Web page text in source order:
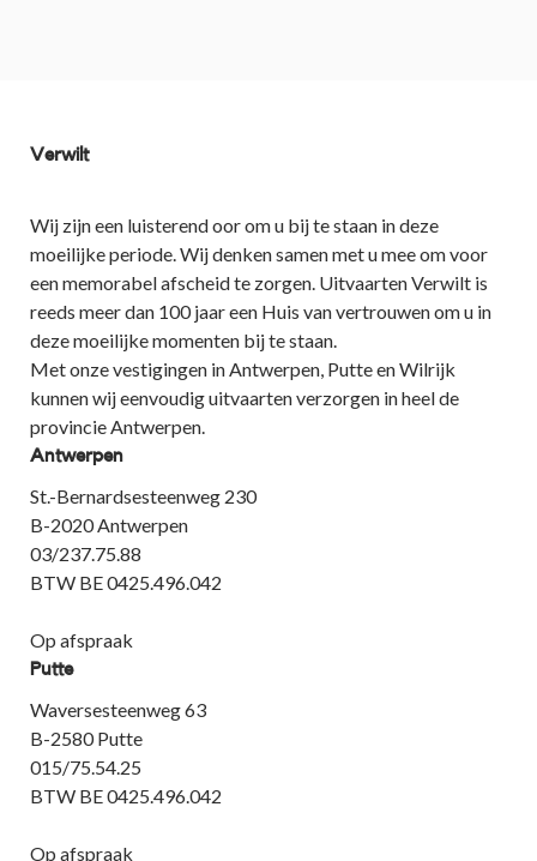
Verwilt
Wij zijn een luisterend oor om u bij te staan in deze
moeilijke periode. Wij denken samen met u mee om voor
een memorabel afscheid te zorgen. Uitvaarten Verwilt is
reeds meer dan 100 jaar een Huis van vertrouwen om u in
deze moeilijke momenten bij te staan.
Met onze vestigingen in Antwerpen, Putte en Wilrijk
kunnen wij eenvoudig uitvaarten verzorgen in heel de
provincie Antwerpen.
Antwerpen
St.-Bernardsesteenweg 230
B-2020 Antwerpen
03/237.75.88
BTW BE 0425.496.042
Op afspraak
Putte
Waversesteenweg 63
B-2580 Putte
015/75.54.25
BTW BE 0425.496.042
Op afspraak